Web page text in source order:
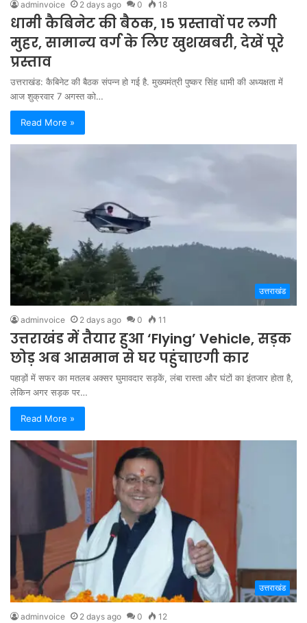
adminvoice 2 days ago 0 18
धामी कैबिनेट की बैठक, 15 प्रस्तावों पर लगी
मुहर, सामान्य वर्ग के लिए खुशखबरी, देखें पूरे
प्रस्ताव
उत्तराखंड: कैबिनेट की बैठक संपन्न हो गई है. मुख्यमंत्री पुष्कर सिंह धामी की अध्यक्षता में
आज शुक्रवार 7 अगस्त को…
Read More »
उत्तराखंड
adminvoice 2 days ago 0 11
उत्तराखंड में तैयार हुआ ‘Flying’ Vehicle, सड़क
छोड़ अब आसमान से घर पहुंचाएगी कार
पहाड़ों में सफर का मतलब अक्सर घुमावदार सड़कें, लंबा रास्ता और घंटों का इंतजार होता है,
लेकिन अगर सड़क पर…
Read More »
उत्तराखंड
adminvoice 2 days ago 0 12